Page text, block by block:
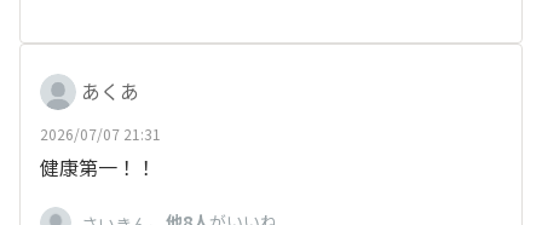
あくあ
2026/07/07 21:31
健康第一！！